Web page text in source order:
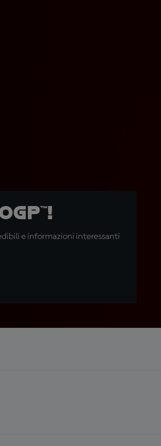
e informazioni interessanti